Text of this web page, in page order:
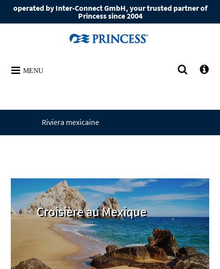
operated by Inter-Connect GmbH, your trusted partner of
Princess since 2004
MENU
Riviera mexicaine
Croisière au Mexique